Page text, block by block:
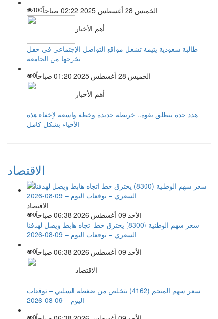
الخميس 28 أغسطس 2025 02:22 صباحاً
100
أهم الأخبار
طالبة سعودية يتيمة تشعل مواقع التواصل الإجتماعي في حفل
تخرجها من الجامعة
الخميس 28 أغسطس 2025 01:20 صباحاً
0
أهم الأخبار
هدد جدة ينطلق بقوة.. خريطة جديدة وخطة واسعة لإخفاء هذه
الأحياء بشكل كامل
الاقتصاد
الاقتصاد
الأحد 09 أغسطس 2026 06:38 صباحاً
0
سعر سهم الوطنية (8300) يخترق خط اتجاه هابط ويصل لهدفنا
السعري – توقعات اليوم – 09-08-2026
الأحد 09 أغسطس 2026 06:38 صباحاً
0
الاقتصاد
سعر سهم المنجم (4162) يتخلص من ضغطه السلبي – توقعات
اليوم – 09-08-2026
0